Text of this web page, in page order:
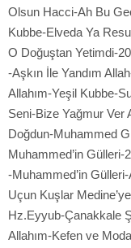
Olsun Hacci-Ah Bu
Kubbe-Elveda Ya
O Doğuştan Yetimdi-
-Aşkın İle Yandım
Allahım-Yeşil Kubbe-
Seni-Bize Yağmur Ver
Doğdun-Muhammed
Muhammed’in Gülleri-
-Muhammed’in
Uçun Kuşlar
Hz.Eyyub-Çanakkale
Allahım-Kefen ve